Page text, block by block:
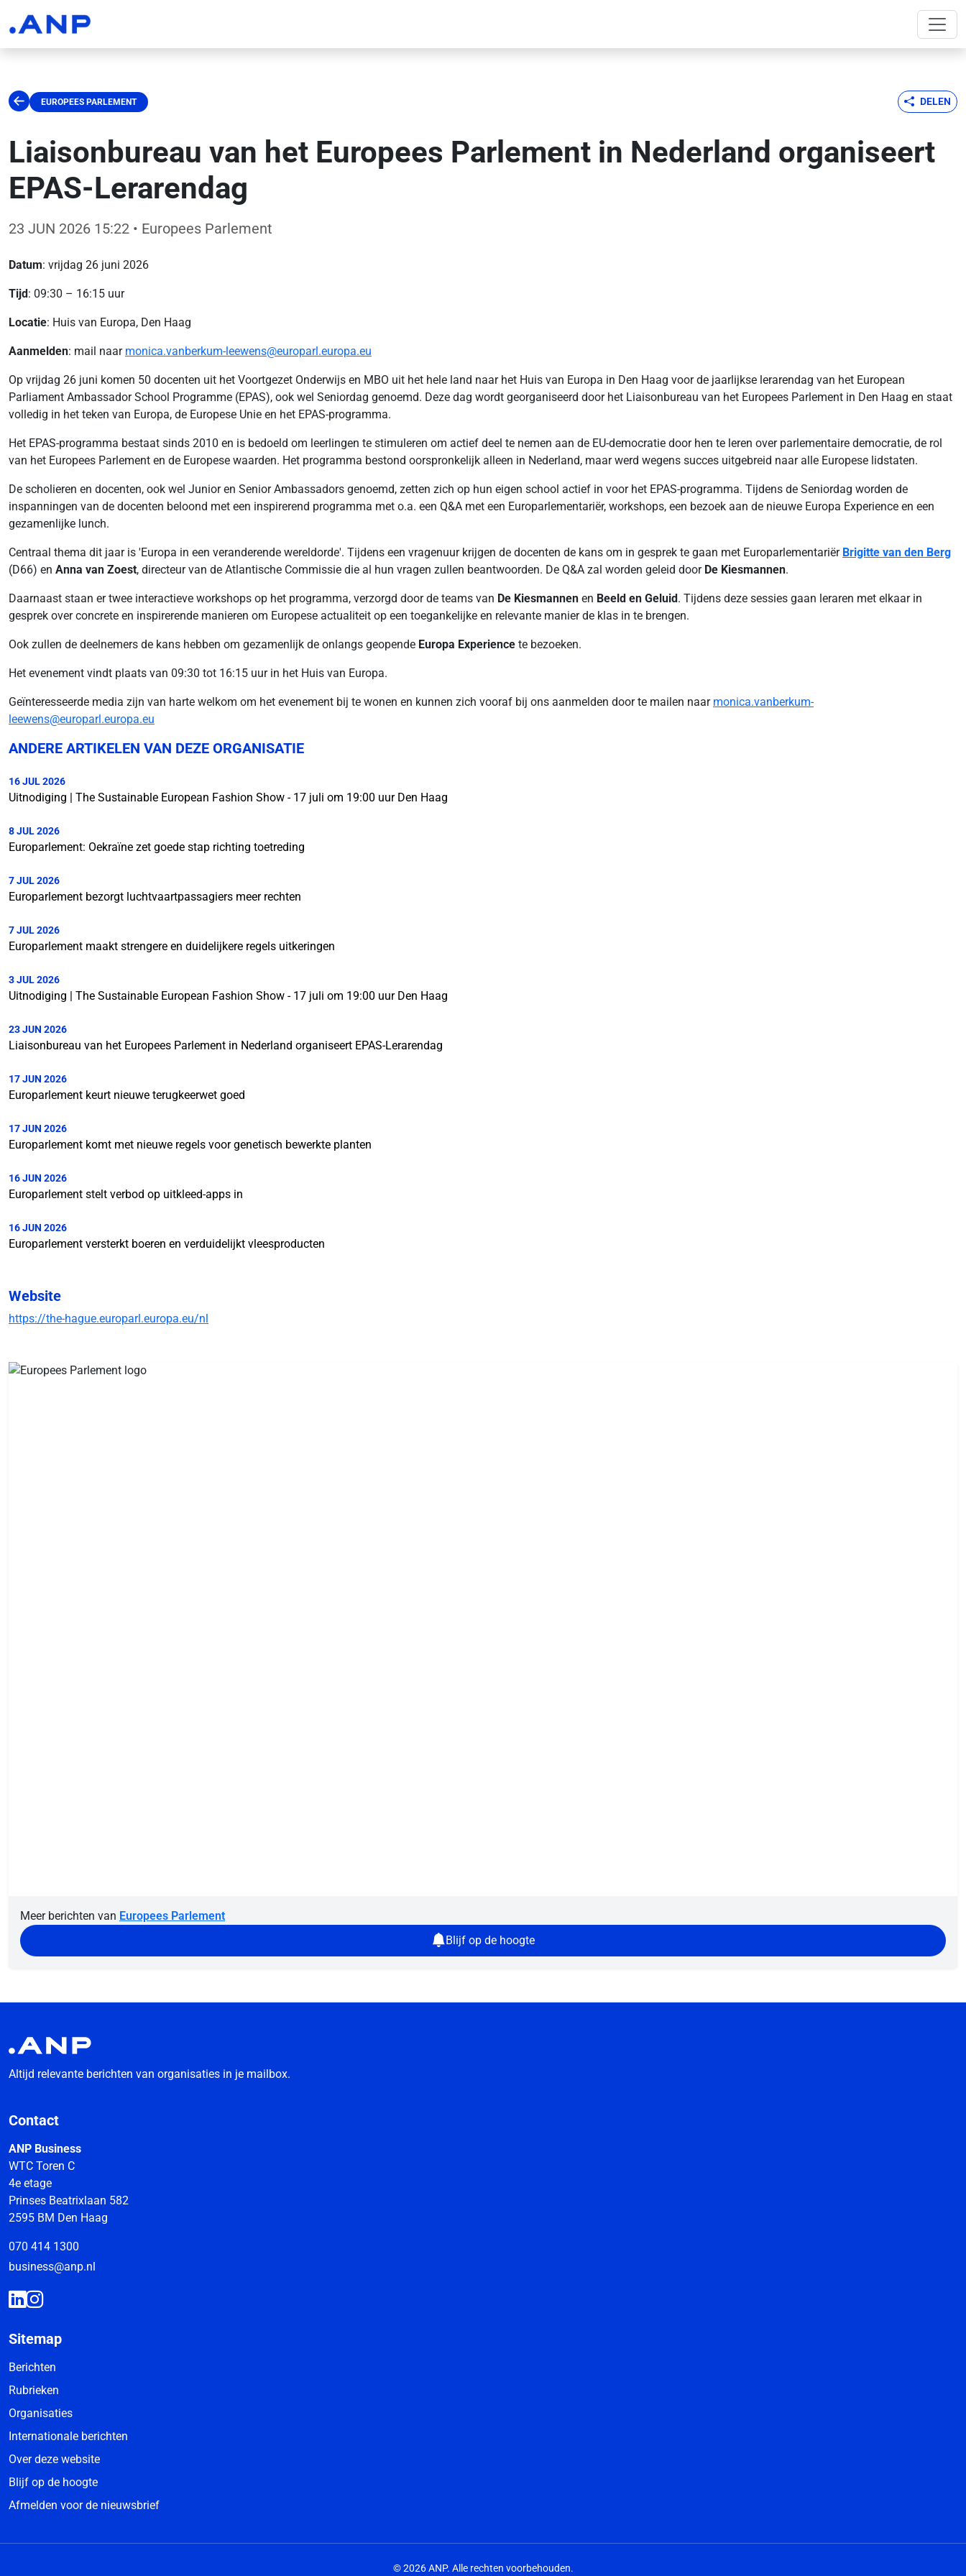
EUROPEES PARLEMENT DELEN
Liaisonbureau van het Europees Parlement in Nederland organiseert
EPAS-Lerarendag
23 JUN 2026 15:22 • Europees Parlement
Datum: vrijdag 26 juni 2026
Tijd: 09:30 – 16:15 uur
Locatie: Huis van Europa, Den Haag
Aanmelden: mail naar monica.vanberkum-leewens@europarl.europa.eu
Op vrijdag 26 juni komen 50 docenten uit het Voortgezet Onderwijs en MBO uit het hele land naar het Huis van Europa in Den Haag voor de jaarlijkse lerarendag van het European
Parliament Ambassador School Programme (EPAS), ook wel Seniordag genoemd. Deze dag wordt georganiseerd door het Liaisonbureau van het Europees Parlement in Den Haag en staat
volledig in het teken van Europa, de Europese Unie en het EPAS-programma.
Het EPAS-programma bestaat sinds 2010 en is bedoeld om leerlingen te stimuleren om actief deel te nemen aan de EU-democratie door hen te leren over parlementaire democratie, de rol
van het Europees Parlement en de Europese waarden. Het programma bestond oorspronkelijk alleen in Nederland, maar werd wegens succes uitgebreid naar alle Europese lidstaten.
De scholieren en docenten, ook wel Junior en Senior Ambassadors genoemd, zetten zich op hun eigen school actief in voor het EPAS-programma. Tijdens de Seniordag worden de
inspanningen van de docenten beloond met een inspirerend programma met o.a. een Q&A met een Europarlementariër, workshops, een bezoek aan de nieuwe Europa Experience en een
gezamenlijke lunch.
Centraal thema dit jaar is 'Europa in een veranderende wereldorde'. Tijdens een vragenuur krijgen de docenten de kans om in gesprek te gaan met Europarlementariër Brigitte van den Berg
(D66) en Anna van Zoest, directeur van de Atlantische Commissie die al hun vragen zullen beantwoorden. De Q&A zal worden geleid door De Kiesmannen.
Daarnaast staan er twee interactieve workshops op het programma, verzorgd door de teams van De Kiesmannen en Beeld en Geluid. Tijdens deze sessies gaan leraren met elkaar in
gesprek over concrete en inspirerende manieren om Europese actualiteit op een toegankelijke en relevante manier de klas in te brengen.
Ook zullen de deelnemers de kans hebben om gezamenlijk de onlangs geopende Europa Experience te bezoeken.
Het evenement vindt plaats van 09:30 tot 16:15 uur in het Huis van Europa.
Geïnteresseerde media zijn van harte welkom om het evenement bij te wonen en kunnen zich vooraf bij ons aanmelden door te mailen naar monica.vanberkum-
leewens@europarl.europa.eu
ANDERE ARTIKELEN VAN DEZE ORGANISATIE
16 JUL 2026
Uitnodiging | The Sustainable European Fashion Show - 17 juli om 19:00 uur Den Haag
8 JUL 2026
Europarlement: Oekraïne zet goede stap richting toetreding
7 JUL 2026
Europarlement bezorgt luchtvaartpassagiers meer rechten
7 JUL 2026
Europarlement maakt strengere en duidelijkere regels uitkeringen
3 JUL 2026
Uitnodiging | The Sustainable European Fashion Show - 17 juli om 19:00 uur Den Haag
23 JUN 2026
Liaisonbureau van het Europees Parlement in Nederland organiseert EPAS-Lerarendag
17 JUN 2026
Europarlement keurt nieuwe terugkeerwet goed
17 JUN 2026
Europarlement komt met nieuwe regels voor genetisch bewerkte planten
16 JUN 2026
Europarlement stelt verbod op uitkleed-apps in
16 JUN 2026
Europarlement versterkt boeren en verduidelijkt vleesproducten
Website
https://the-hague.europarl.europa.eu/nl
Meer berichten van Europees Parlement
Blijf op de hoogte
Altijd relevante berichten van organisaties in je mailbox.
Contact
ANP Business
WTC Toren C
4e etage
Prinses Beatrixlaan 582
2595 BM Den Haag
070 414 1300
business@anp.nl
Sitemap
Berichten
Rubrieken
Organisaties
Internationale berichten
Over deze website
Blijf op de hoogte
Afmelden voor de nieuwsbrief
© 2026 ANP. Alle rechten voorbehouden.